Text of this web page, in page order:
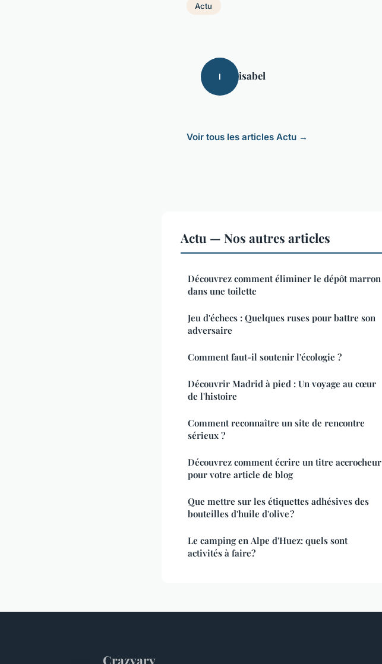
Actu
I isabel
Voir tous les articles Actu →
Actu — Nos autres articles
Découvrez comment éliminer le dépôt marron
dans une toilette
Jeu d'échecs : Quelques ruses pour battre son
adversaire
Comment faut-il soutenir l'écologie ?
Découvrir Madrid à pied : Un voyage au cœur
de l'histoire
Comment reconnaître un site de rencontre
sérieux ?
Découvrez comment écrire un titre accrocheur
pour votre article de blog
Que mettre sur les étiquettes adhésives des
bouteilles d'huile d'olive ?
Le camping en Alpe d'Huez: quels sont
activités à faire?
Crazyary